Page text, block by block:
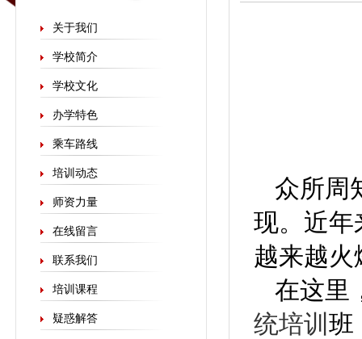
关于我们
学校简介
学校文化
办学特色
乘车路线
培训动态
师资力量
在线留言
联系我们
培训课程
疑惑解答
众所周
现。近年
越来越
在这里
统培训 班